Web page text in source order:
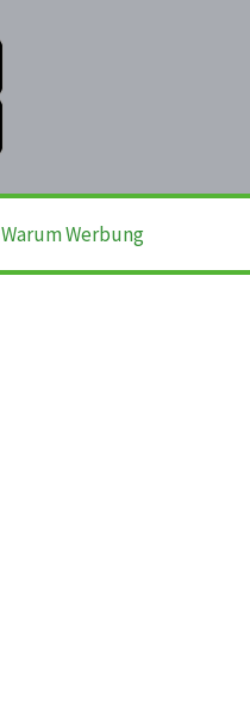
Warum Werbung